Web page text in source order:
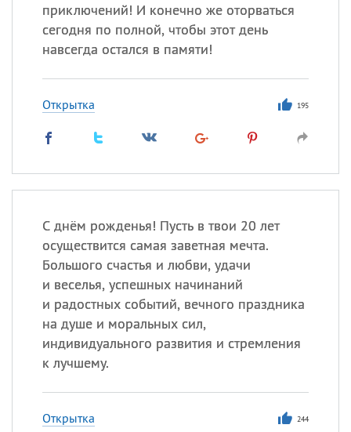
приключений! И конечно же оторваться
сегодня по полной, чтобы этот день
навсегда остался в памяти!
Открытка 195
С днём рожденья! Пусть в твои 20 лет
осуществится самая заветная мечта.
Большого счастья и любви, удачи
и веселья, успешных начинаний
и радостных событий, вечного праздника
на душе и моральных сил,
индивидуального развития и стремления
к лучшему.
Открытка 244
ИМЕНА
Макар
Анна